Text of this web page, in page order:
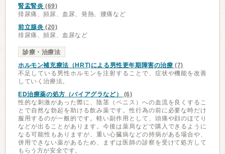
腎盂腎炎 (69)
排尿痛、頻尿、血尿、発熱、腰痛など
前立腺炎 (20)
排尿痛、頻尿、血尿など
診療・治療法
ホルモン補充療法（HRT)による男性更年期障害の治療 (7)
不足している男性ホルモンを注射することで、症状や機能を改善
していく治療法。
ED治療薬の処方（バイアグラなど）
(6)
性的な刺激があった際に、陰茎（ペニス）への血流を良くするこ
とで自然な勃起を助ける飲み薬です。性行為の前に必要な時だけ
服用するのが一般的です。軽い副作用として、頭痛や顔のほてり
などが出ることがあります。今後は薬局などで購入できるように
なる可能性もありますが、重い心臓病などの持病がある場合や、
併用できない薬があるため、まずは医師の診察を受けて処方して
もらう方が安全です。